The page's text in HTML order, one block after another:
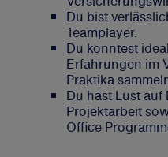
Du bist
Teamplayer.
Du konntest
Erfahrungen im
Praktika
Du hast Lust
Projektarbeit
Office